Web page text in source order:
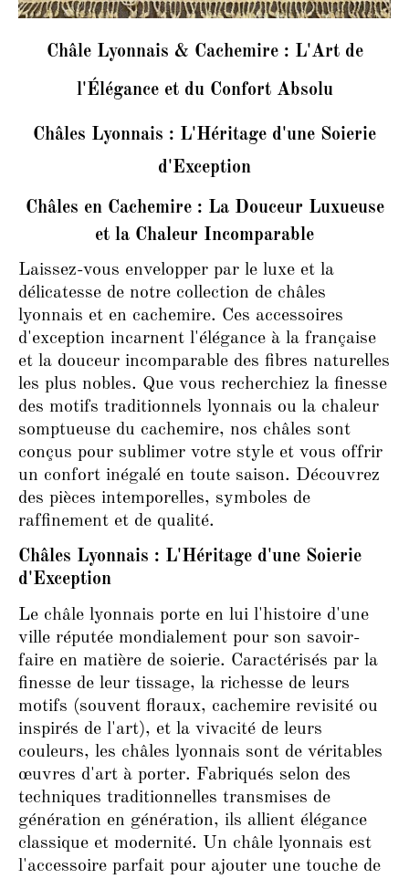
Châle Lyonnais & Cachemire : L'Art de
l'Élégance et du Confort Absolu
Châles Lyonnais : L'Héritage d'une Soierie
d'Exception
Châles en Cachemire : La Douceur Luxueuse
et la Chaleur Incomparable
Laissez-vous envelopper par le luxe et la
délicatesse de notre collection de châles
lyonnais et en cachemire. Ces accessoires
d'exception incarnent l'élégance à la française
et la douceur incomparable des fibres naturelles
les plus nobles. Que vous recherchiez la finesse
des motifs traditionnels lyonnais ou la chaleur
somptueuse du cachemire, nos châles sont
conçus pour sublimer votre style et vous offrir
un confort inégalé en toute saison. Découvrez
des pièces intemporelles, symboles de
raffinement et de qualité.
Châles Lyonnais : L'Héritage d'une Soierie
d'Exception
Le châle lyonnais porte en lui l'histoire d'une
ville réputée mondialement pour son savoir-
faire en matière de soierie. Caractérisés par la
finesse de leur tissage, la richesse de leurs
motifs (souvent floraux, cachemire revisité ou
inspirés de l'art), et la vivacité de leurs
couleurs, les châles lyonnais sont de véritables
œuvres d'art à porter. Fabriqués selon des
techniques traditionnelles transmises de
génération en génération, ils allient élégance
classique et modernité. Un châle lyonnais est
l'accessoire parfait pour ajouter une touche de